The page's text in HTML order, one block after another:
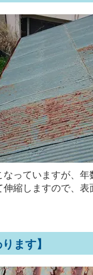
っていますが、
縮しますので、表
ます】